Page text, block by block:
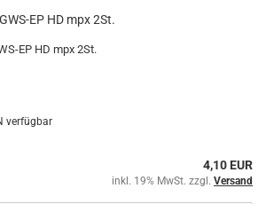
EP HD mpx 2St.
EP HD mpx 2St.
verfügbar
4,10 EUR
inkl. 19% MwSt. zzgl. Versand